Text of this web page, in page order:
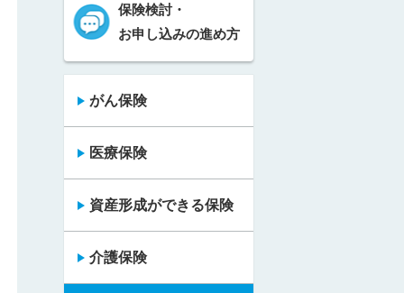
保険検討・
お申し込みの進め方
がん保険
医療保険
資産形成ができる保険
介護保険